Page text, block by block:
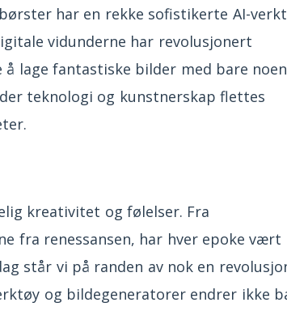
har en rekke sofistikerte AI-
vidunderne har revolusjonert
lage fantastiske bilder med bare
teknologi og kunstnerskap flettes
kreativitet og følelser. Fra
fra renessansen, har hver epoke vært
står vi på randen av nok en
og bildegeneratorer endrer ikke